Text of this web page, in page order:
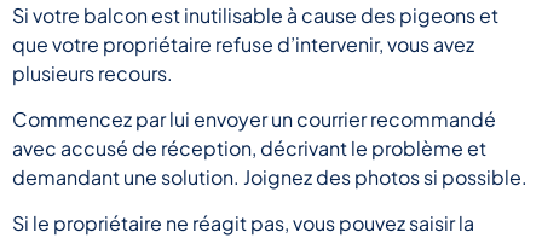
Si votre balcon est inutilisable à cause des pigeons et
que votre propriétaire refuse d’intervenir, vous avez
plusieurs recours.
Commencez par lui envoyer un courrier recommandé
avec accusé de réception, décrivant le problème et
demandant une solution. Joignez des photos si possible.
Si le propriétaire ne réagit pas, vous pouvez saisir la